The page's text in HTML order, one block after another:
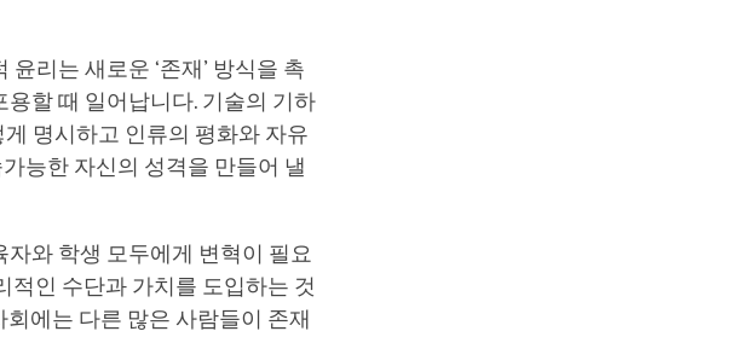
윤리는 새로운 ‘존재’ 방식을 촉
할 때 일어납니다. 기술의 기하
명시하고 인류의 평화와 자유
능한 자신의 성격을 만들어 낼
와 학생 모두에게 변혁이 필요
적인 수단과 가치를 도입하는 것
에는 다른 많은 사람들이 존재